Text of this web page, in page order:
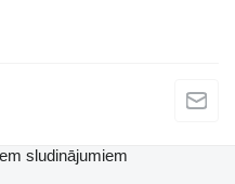
sludinājumiem